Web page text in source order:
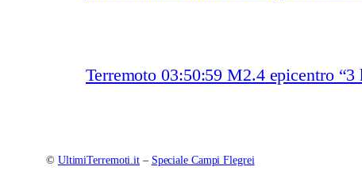
Terremoto 03:50:59 M2.4 epicentro
© UltimiTerremoti.it – Speciale Campi Flegrei